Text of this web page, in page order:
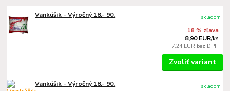
Vankúšik - Výročný 18.- 90.
18 % zľava
8,90 EUR/ks
7,24 EUR bez DPH
skladom
Zvoliť variant
Vankúšik - Výročný 18.- 90. skladom